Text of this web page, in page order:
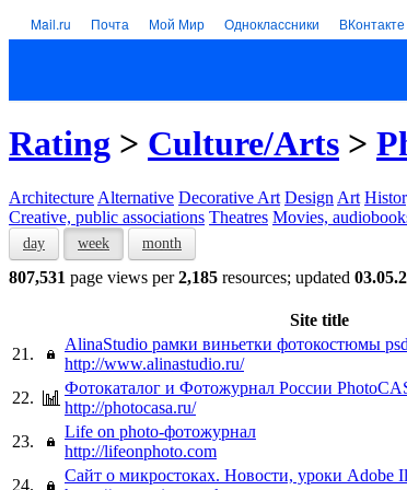
Mail.ru Почта Мой Мир Одноклассники ВКонтакте
Rating > Culture/Arts >
Architecture Alternative Decorative Art Design Art
Creative, public associations Theatres Movies,
day week month
807,531 page views per2,185 resources; updated
Site title
21.
AlinaStudio рамки виньетки фотокостюмы
http://www.alinastudio.ru/
22.
Фотокаталог и Фотожурнал России
http://photocasa.ru/
23.
Life on photo-фотожурнал
http://lifeonphoto.com
24.
Сайт о микростоках. Новости, уроки Adobe